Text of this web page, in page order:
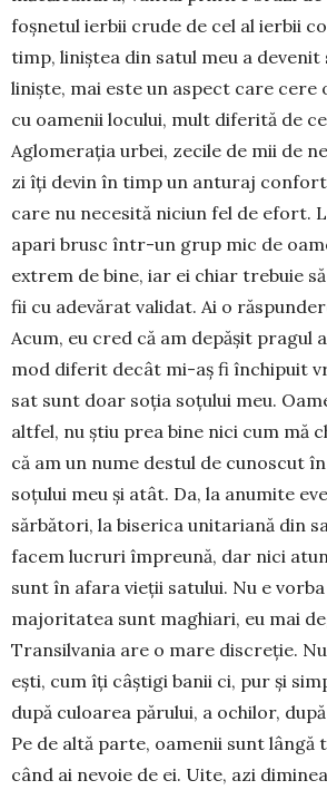
foșnetul ierbii crude de cel al ierbii
timp, li­niş­tea din satul meu a de­­venit
linişte, mai este un aspect care cere
cu oamenii locului, mult diferită de
Aglomeraţia urbei, zecile de mii de
zi îţi devin în timp un anturaj
care nu necesită niciun fel de efort.
apari brusc într-un grup mic de
extrem de bine, iar ei chiar trebuie
fii cu adevărat validat. Ai o
Acum, eu cred că am depăşit
mod diferit decât mi-aş fi închipuit
sat sunt doar soţia soţului meu.
altfel, nu ştiu prea bine nici cum mă
că am un nume destul de cunoscut
soţului meu şi atât. Da, la anu­mite
sărbători, la biseri­ca unitariană din
facem lucruri împreună, dar nici
sunt în afara vieţii satului. Nu e
majori­tatea sunt maghiari, eu mai
Tran­silvania are o mare discreţie.
eşti, cum îţi câştigi banii ci, pur şi
după culoarea părului, a ochilor,
Pe de altă parte, oamenii sunt
când ai nevoie de ei. Uite, azi